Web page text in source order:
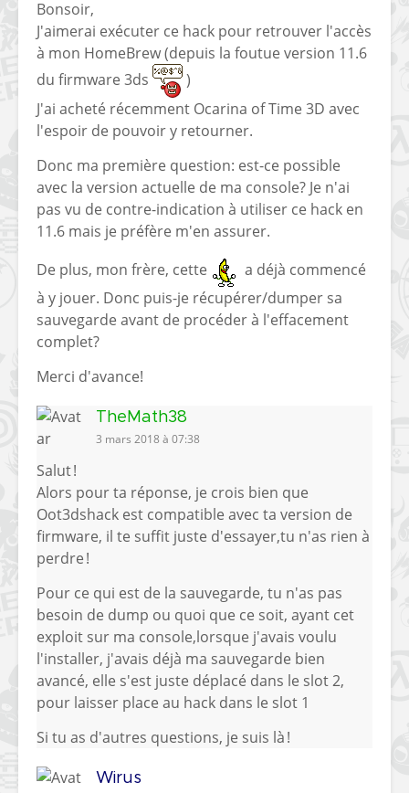
Bonsoir,
J'aimerai exécuter ce hack pour retrouver l'accès
à mon HomeBrew (depuis la foutue version 11.6
du firmware 3ds
)
J'ai acheté récemment Ocarina of Time 3D avec
l'espoir de pouvoir y retourner.
Donc ma première question: est-ce possible
avec la version actuelle de ma console? Je n'ai
pas vu de contre-indication à utiliser ce hack en
11.6 mais je préfère m'en assurer.
De plus, mon frère, cette
a déjà commencé
à y jouer. Donc puis-je récupérer/dumper sa
sauvegarde avant de procéder à l'effacement
complet?
Merci d'avance!
TheMath38
3 mars 2018 à 07:38
Salut !
Alors pour ta réponse, je crois bien que
Oot3dshack est compatible avec ta version de
firmware, il te suffit juste d'essayer,tu n'as rien à
perdre !
Pour ce qui est de la sauvegarde, tu n'as pas
besoin de dump ou quoi que ce soit, ayant cet
exploit sur ma console,lorsque j'avais voulu
l'installer, j'avais déjà ma sauvegarde bien
avancé, elle s'est juste déplacé dans le slot 2,
pour laisser place au hack dans le slot 1
Si tu as d'autres questions, je suis là !
Wirus